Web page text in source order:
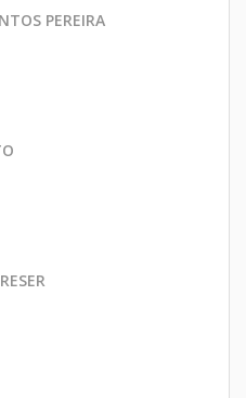
PEREIRA